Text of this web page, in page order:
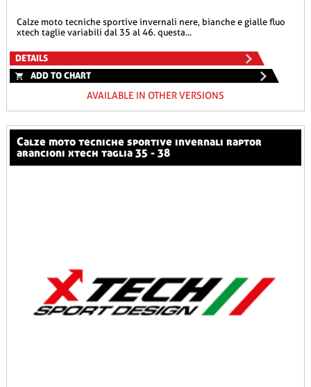
calze moto tecniche sportive invernali nere, bianche e gialle fluo
xtech taglie variabili dal 35 al 46. questa...
DETAILS
ADD TO CHART
AVAILABLE IN OTHER VERSIONS
calze moto tecniche sportive invernali raptor
arancioni xtech taglia 35 - 38